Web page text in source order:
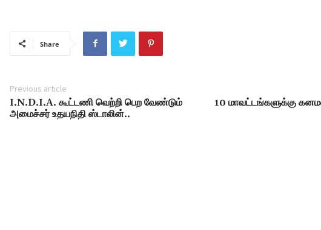
Share
Previous article
I.N.D.I.A. கூட்டணி வெற்றி பெற வேண்டும்
அமைச்சர் உதயநிதி ஸ்டாலின்..
10 மாவட்டங்களுக்கு